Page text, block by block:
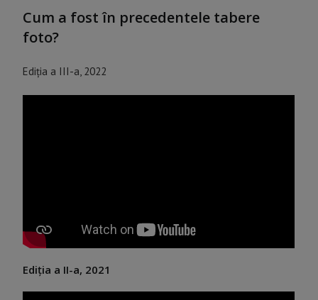
Cum a fost în precedentele tabere
foto?
Ediția a III-a, 2022
Ediția a II-a, 2021